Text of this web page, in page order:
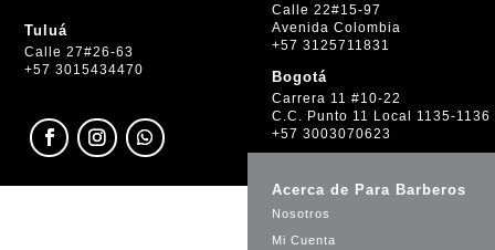
Tuluá
Calle 27#26-63
+57 3015434470
Calle 22#15-97
Avenida Colombia
+57 3125711831
Bogotá
Carrera 11 #10-22
C.C. Punto 11 Local 1135-1136
+57 3003070623
Acerca de Para Barberos
Nosotros
Mi Cuenta